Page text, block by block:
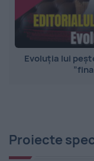
Evoluția lui
Proiecte